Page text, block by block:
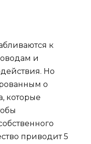
к
и
Но
о
которые
приводит 5